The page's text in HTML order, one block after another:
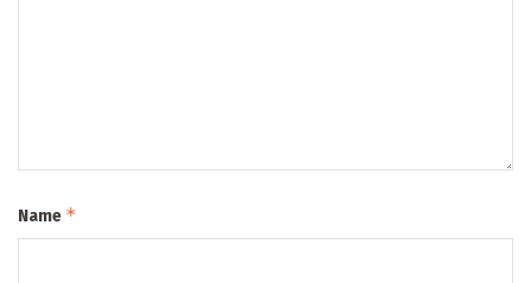
Name *